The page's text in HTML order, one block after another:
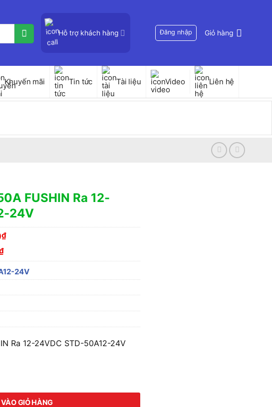
Hỗ trợ khách hàng Đăng nhập Giỏ hàng
Khuyến mãi Tin tức Tài liệu Video Liên hệ
FUSHIN Ra 12-
24V
₫
24V
Ra 12-24VDC STD-50A12-24V
12-24VDC STD-50A12-24V số lượng
GIỎ HÀNG